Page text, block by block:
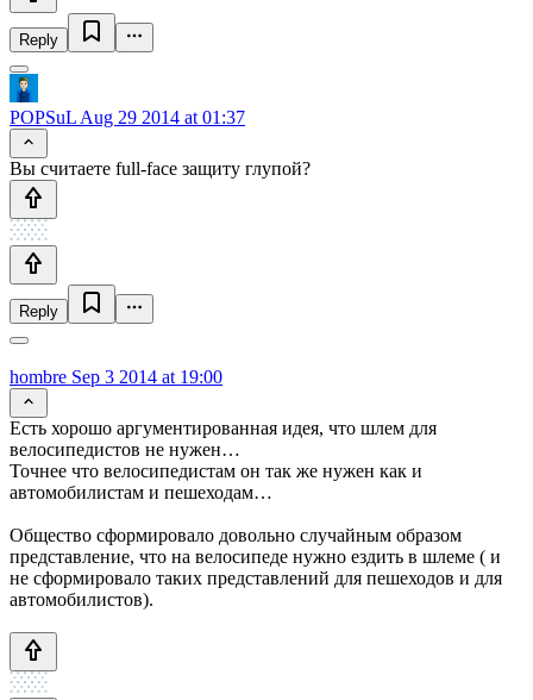
Reply
POPSuL Aug 29 2014 at 01:37
Вы считаете full-face защиту глупой?
Reply
hombre Sep 3 2014 at 19:00
Есть хорошо аргументированная идея, что шлем для
велосипедистов не нужен…
Точнее что велосипедистам он так же нужен как и
автомобилистам и пешеходам…
Общество сформировало довольно случайным образом
представление, что на велосипеде нужно ездить в шлеме ( и
не сформировало таких представлений для пешеходов и для
автомобилистов).